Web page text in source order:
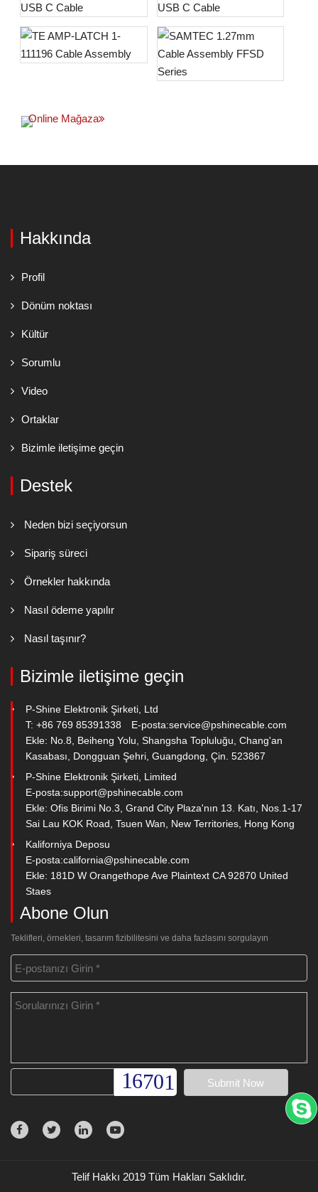
Online Mağaza
Hakkında
Profil
Dönüm noktası
Kültür
Sorumlu
Video
Ortaklar
Bizimle iletişime geçin
Destek
Neden bizi seçiyorsun
Sipariş süreci
Örnekler hakkında
Nasıl ödeme yapılır
Nasıl taşınır?
Bizimle iletişime geçin
P-Shine Elektronik Şirketi, Ltd
T: +86 769 85391338
E-posta:service@pshinecable.com
Ekle: No.8, Beiheng Yolu, Shangsha Topluluğu, Chang'an
Kasabası, Dongguan Şehri, Guangdong, Çin. 523867
P-Shine Elektronik Şirketi, Limited
E-posta:support@pshinecable.com
Ekle: Ofis Birimi No.3, Grand City Plaza'nın 13. Katı, Nos.1-17
Sai Lau KOK Road, Tsuen Wan, New Territories, Hong Kong
Kaliforniya Deposu
E-posta:california@pshinecable.com
Ekle: 181D W Orangethope Ave Plaintext CA 92870 United
Staes
Abone Olun
Teklifleri, örnekleri, tasarım fizibilitesini ve daha fazlasını sorgulayın
Telif Hakkı 2019 Tüm Hakları Saklıdır.